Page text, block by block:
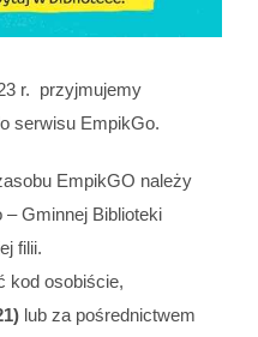
r. przyjmujemy
serwisu EmpikGo.
EmpikGO należy
Gminnej Biblioteki
filii.
kod osobiście,
lub za pośrednictwem